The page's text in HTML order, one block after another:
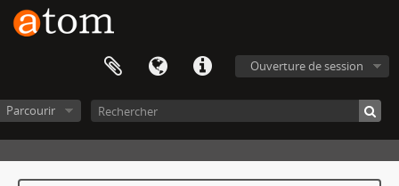
Ouverture de session
Parcourir